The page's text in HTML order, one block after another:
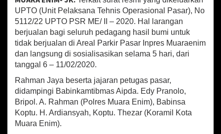
m
T
e
k
a
i
P
e
d
a
at
sA
p
p
b
o
o
k
ai
l
ar
e
UPTO (Unit Pelaksana Tehnis Operasional Pasar), No
5112/22 UPTO PSR ME/ II – 2020. Hal larangan
berjualan bagi seluruh pedagang hasil bumi untuk
tidak berjualan di Areal Parkir Pasar Inpres Muaraenim
dan langsung di sosialisasikan selama 5 hari, dari
tanggal 6 – 11/02/2020.
Rahman Jaya beserta jajaran petugas pasar,
didampingi Babinkamtibmas Aipda. Edy Pranolo,
Bripol. A. Rahman (Polres Muara Enim), Babinsa
Koptu. H. Ardiansyah, Koptu. Thezar (Koramil Kota
Muara Enim).